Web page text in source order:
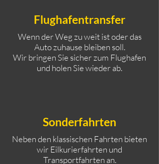
Flughafentransfer
Wenn der Weg zu weit ist oder das
Auto zuhause bleiben soll.
Wir bringen Sie sicher zum Flughafen
und holen Sie wieder ab.
Sonderfahrten
Neben den klassischen Fahrten bieten
wir Eilkurierfahrten und
Transportfahrten an.